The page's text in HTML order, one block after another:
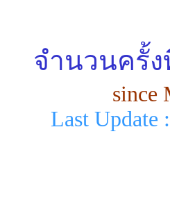
จำนวนครั้
since
Last Update